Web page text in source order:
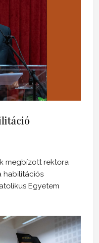
megbízott rektora
habilitációs
Egyetem